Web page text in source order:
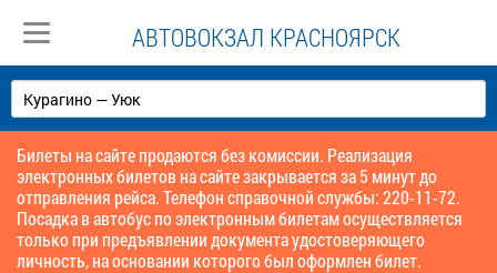
АВТОВОКЗАЛ КРАСНОЯРСК
Билеты на сайте продаются без комиссии. Реализация
электронных билетов на сайте закрывается за 5 минут до
отправления рейса. Телефон справочной службы: 220-11-72.
Посадка в автобус по электронным билетам осуществляется
только при предъявлении документа удостоверяющего
личность, на основании которого был оформлен билет.